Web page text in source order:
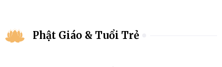
Phật Giáo & Tuổi Trẻ